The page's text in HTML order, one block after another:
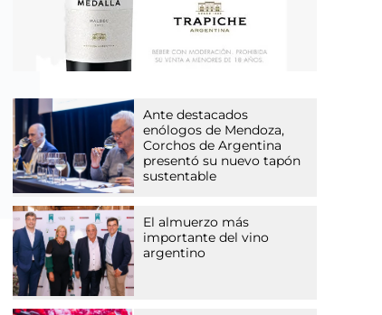
Ante destacados
enólogos de Mendoza,
Corchos de Argentina
presentó su nuevo tapón
sustentable
El almuerzo más
importante del vino
argentino